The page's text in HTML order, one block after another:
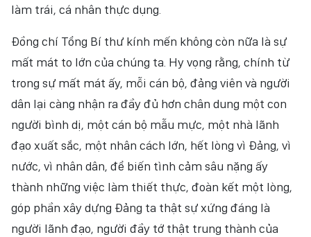
làm trái, cá nhân thực dụng.
Đồng chí Tổng Bí thư kính mến không còn nữa là sự
mất mát to lớn của chúng ta. Hy vọng rằng, chính từ
trong sự mất mát ấy, mỗi cán bộ, đảng viên và người
dân lại càng nhận ra đầy đủ hơn chân dung một con
người bình dị, một cán bộ mẫu mực, một nhà lãnh
đạo xuất sắc, một nhân cách lớn, hết lòng vì Đảng, vì
nước, vì nhân dân, để biến tình cảm sâu nặng ấy
thành những việc làm thiết thực, đoàn kết một lòng,
góp phần xây dựng Đảng ta thật sự xứng đáng là
người lãnh đạo, người đầy tớ thật trung thành của